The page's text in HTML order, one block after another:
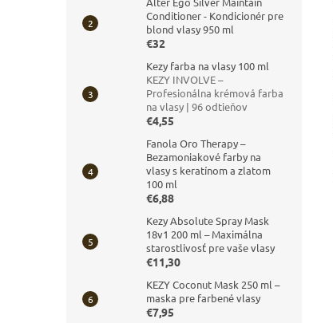
Conditioner - Kondicionér pre
blond vlasy 950 ml
€32
Kezy farba na vlasy 100 ml
KEZY INVOLVE –
Profesionálna krémová farba
na vlasy | 96 odtieňov
€4,55
Fanola Oro Therapy –
Bezamoniakové farby na
vlasy s keratínom a zlatom
100 ml
€6,88
Kezy Absolute Spray Mask
18v1 200 ml – Maximálna
starostlivosť pre vaše vlasy
€11,30
KEZY Coconut Mask 250 ml –
maska pre farbené vlasy
€7,95